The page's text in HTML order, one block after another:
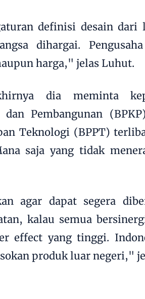
definisi desain dari
dihargai.
harga," jelas Luhut.
dia meminta
dan Pembangunan
Teknologi (BPPT)
saja yang tidak
agar dapat segera
kalau semua
effect yang tinggi.
produk luar negeri,"